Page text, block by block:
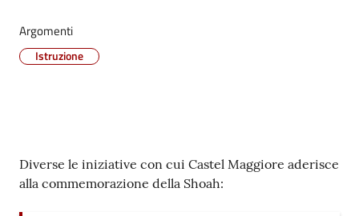
Amministrazione
Trasparente
Tutti
gli
Argomenti
Istruzione
Contenuto
Diverse le iniziative con cui Castel Maggiore aderisce
alla commemorazione della Shoah: